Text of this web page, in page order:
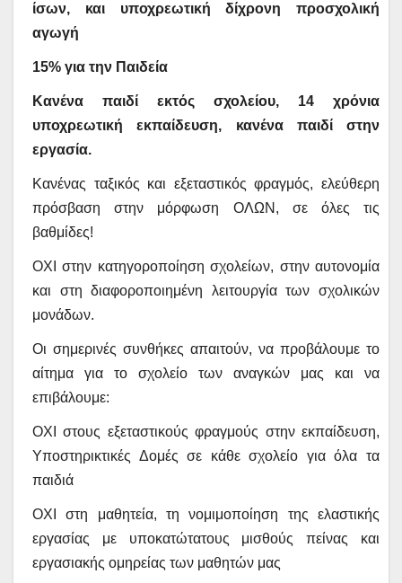
ίσων, και υποχρεωτική δίχρονη προσχολική
αγωγή
15% για την Παιδεία
Κανένα παιδί εκτός σχολείου, 14 χρόνια
υποχρεωτική εκπαίδευση, κανένα παιδί στην
εργασία.
Κανένας ταξικός και εξεταστικός φραγμός, ελεύθερη
πρόσβαση στην μόρφωση ΟΛΩΝ, σε όλες τις
βαθμίδες!
ΟΧΙ στην κατηγοροποίηση σχολείων, στην αυτονομία
και στη διαφοροποιημένη λειτουργία των σχολικών
μονάδων.
Οι σημερινές συνθήκες απαιτούν, να προβάλουμε το
αίτημα για το σχολείο των αναγκών μας και να
επιβάλουμε:
ΟΧΙ στους εξεταστικούς φραγμούς στην εκπαίδευση,
Υποστηρικτικές Δομές σε κάθε σχολείο για όλα τα
παιδιά
ΟΧΙ στη μαθητεία, τη νομιμοποίηση της ελαστικής
εργασίας με υποκατώτατους μισθούς πείνας και
εργασιακής ομηρείας των μαθητών μας